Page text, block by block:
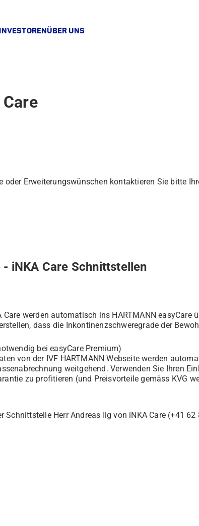
INVESTORENÜBER UNS
oder Erweiterungswünschen kontaktieren Sie bitte
- iNKA Care Schnittstellen
werden automatisch ins HARTMANN easyCare
dass die Inkontinenzschweregrade der
bei easyCare Premium)
von der IVF HARTMANN Webseite werden
weitgehend. Verwenden Sie Ihren
zu profitieren (und Preisvorteile gemäss KVG
Schnittstelle Herr Andreas Ilg von iNKA Care (+41